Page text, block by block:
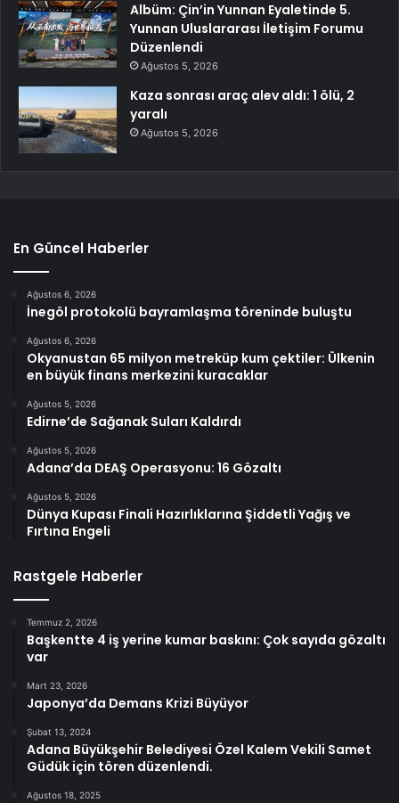
Albüm: Çin’in Yunnan Eyaletinde 5.
Yunnan Uluslararası İletişim Forumu
Düzenlendi
Ağustos 5, 2026
Kaza sonrası araç alev aldı: 1 ölü, 2
yaralı
Ağustos 5, 2026
En Güncel Haberler
Ağustos 6, 2026
İnegöl protokolü bayramlaşma töreninde buluştu
Ağustos 6, 2026
Okyanustan 65 milyon metreküp kum çektiler: Ülkenin
en büyük finans merkezini kuracaklar
Ağustos 5, 2026
Edirne’de Sağanak Suları Kaldırdı
Ağustos 5, 2026
Adana’da DEAŞ Operasyonu: 16 Gözaltı
Ağustos 5, 2026
Dünya Kupası Finali Hazırlıklarına Şiddetli Yağış ve
Fırtına Engeli
Rastgele Haberler
Temmuz 2, 2026
Başkentte 4 iş yerine kumar baskını: Çok sayıda gözaltı
var
Mart 23, 2026
Japonya’da Demans Krizi Büyüyor
Şubat 13, 2024
Adana Büyükşehir Belediyesi Özel Kalem Vekili Samet
Güdük için tören düzenlendi.
Ağustos 18, 2025